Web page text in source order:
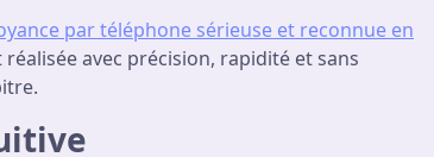
par téléphone sérieuse et reconnue en
avec précision, rapidité et sans